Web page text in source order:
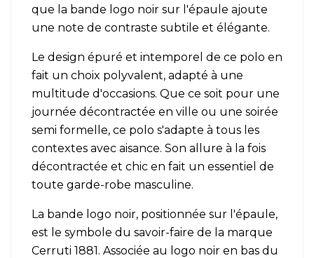
que la bande logo noir sur l'épaule ajoute
une note de contraste subtile et élégante.
Le design épuré et intemporel de ce polo en
fait un choix polyvalent, adapté à une
multitude d'occasions. Que ce soit pour une
journée décontractée en ville ou une soirée
semi formelle, ce polo s'adapte à tous les
contextes avec aisance. Son allure à la fois
décontractée et chic en fait un essentiel de
toute garde-robe masculine.
La bande logo noir, positionnée sur l'épaule,
est le symbole du savoir-faire de la marque
Cerruti 1881. Associée au logo noir en bas du